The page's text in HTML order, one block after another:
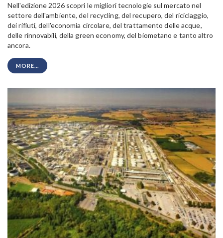
Nell'edizione 2026 scopri le migliori tecnologie sul mercato nel
settore dell'ambiente, del recycling, del recupero, del riciclaggio,
dei rifiuti, dell'economia circolare, del trattamento delle acque,
delle rinnovabili, della green economy, del biometano e tanto altro
ancora.
MORE...